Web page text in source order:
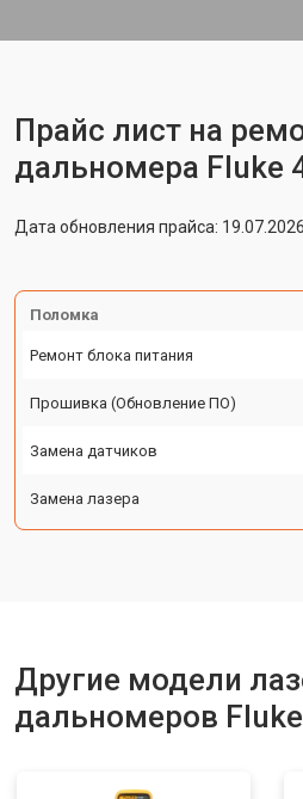
Прайс лист на
дальномера Fluke
Дата обновления прайса: 19.07.2026
Поломка
Ремонт блока питания
Прошивка (Обновление ПО)
Замена датчиков
Замена лазера
Другие модели
дальномеров Fluke